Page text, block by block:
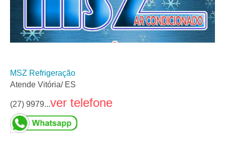
MSZ Refrigeração
Atende Vitória/ ES
(27) 9979...ver telefone